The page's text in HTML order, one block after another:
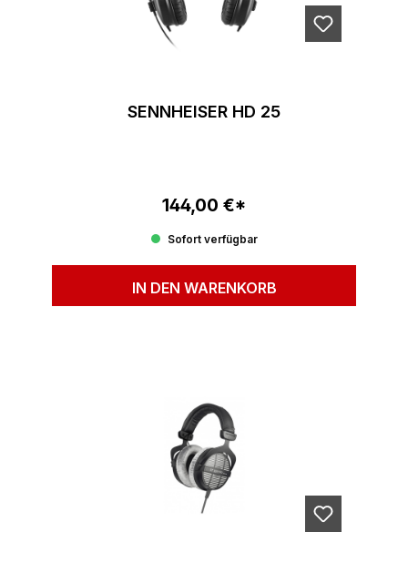
SENNHEISER HD 25
Regulärer Preis:
144,00 €*
Sofort verfügbar
IN DEN WARENKORB